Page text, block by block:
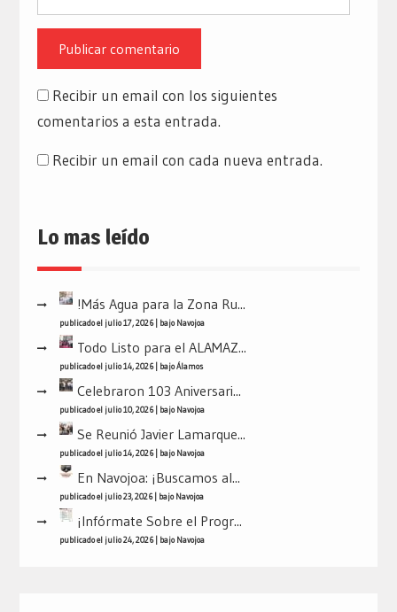
Recibir un email con los siguientes
comentarios a esta entrada.
Recibir un email con cada nueva entrada.
Lo mas leído
!Más Agua para la Zona Ru...
publicado el julio 17, 2026| bajoNavojoa
Todo Listo para el ALAMAZ...
publicado el julio 14, 2026| bajoÁlamos
Celebraron 103 Aniversari...
publicado el julio 10, 2026| bajoNavojoa
Se Reunió Javier Lamarque...
publicado el julio 14, 2026| bajoNavojoa
En Navojoa: ¡Buscamos al...
publicado el julio 23, 2026| bajoNavojoa
¡Infórmate Sobre el Progr...
publicado el julio 24, 2026| bajoNavojoa